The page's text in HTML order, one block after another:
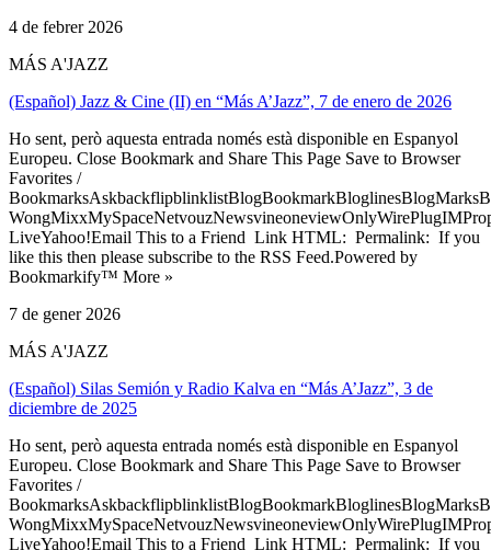
4 de febrer 2026
MÁS A'JAZZ
(Español) Jazz & Cine (II) en “Más A’Jazz”, 7 de enero de 2026
Ho sent, però aquesta entrada només està disponible en Espanyol
Europeu. Close Bookmark and Share This Page Save to Browser
Favorites /
LiveYahoo!Email This to a Friend Link HTML: Permalink: If you
like this then please subscribe to the RSS Feed.Powered by
Bookmarkify™ More »
7 de gener 2026
MÁS A'JAZZ
(Español) Silas Semión y Radio Kalva en “Más A’Jazz”, 3 de
diciembre de 2025
Ho sent, però aquesta entrada només està disponible en Espanyol
Europeu. Close Bookmark and Share This Page Save to Browser
Favorites /
LiveYahoo!Email This to a Friend Link HTML: Permalink: If you